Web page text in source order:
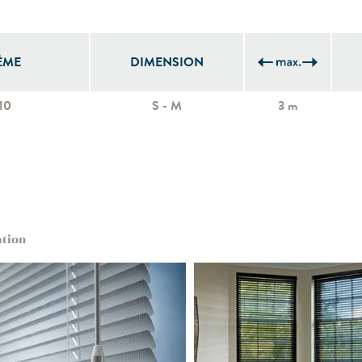
DIMENSION
S - M 3 m